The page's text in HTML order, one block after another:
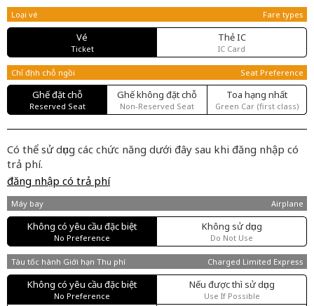
Loại vé Fare types
Vé
Ticket
Thẻ IC
IC Card
Chỉ định chỗ ngồi Seat Preference
Ghế đặt chỗ
Reserved Seat
Ghế không đặt chỗ
Non-Reserved Seat
Toa hạng nhất
Green Car (first class)
Có thể sử dụng các chức năng dưới đây sau khi đăng nhập có
trả phí.
đăng nhập có trả phí
Máy bay Airplane
Không có yêu cầu đặc biệt
No Preference
Không sử dụng
Do Not Use
Tàu tốc hành Giới hạn Thu phí Charged Limited Express
Không có yêu cầu đặc biệt
No Preference
Nếu được thì sử dụng
Use If Possible